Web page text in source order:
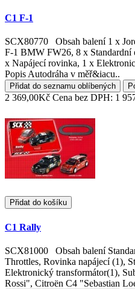
C1 F-1
SCX80770 Obsah balení 1 x
F-1 BMW FW26, 8 x Standardní
x Napájecí rovinka, 1 x
Popis Autodráha v měř&iacu..
Přidat do seznamu oblíbených
2 369,00Kč Cena bez DPH: 1
Přidat do košíku
C1 Rally
SCX81000 Obsah balení
Throttles, Rovinka napájecí (1),
Elektronický transformátor(1),
Rossi", Citroën C4 "Sebastian